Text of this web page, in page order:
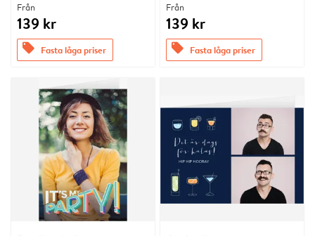
Från
139 kr
offers Fasta låga priser
Från
139 kr
offers Fasta låga priser